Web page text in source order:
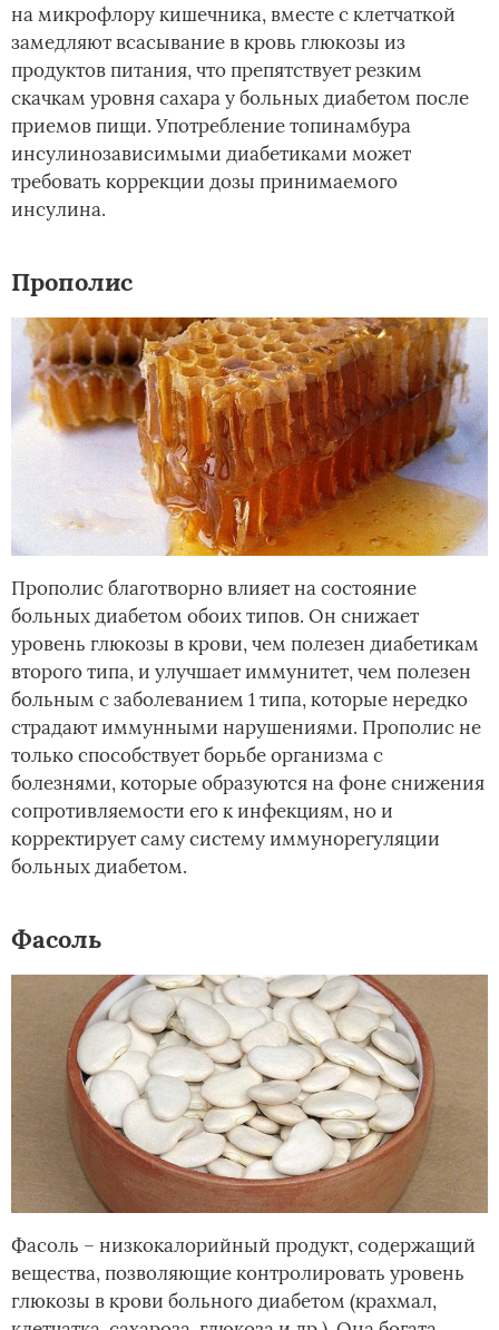
на микрофлору кишечника, вместе с клетчаткой
замедляют всасывание в кровь глюкозы из
продуктов питания, что препятствует резким
скачкам уровня сахара у больных диабетом после
приемов пищи. Употребление топинамбура
инсулинозависимыми диабетиками может
требовать коррекции дозы принимаемого
инсулина.
Прополис
Прополис благотворно влияет на состояние
больных диабетом обоих типов. Он снижает
уровень глюкозы в крови, чем полезен диабетикам
второго типа, и улучшает иммунитет, чем полезен
больным с заболеванием 1 типа, которые нередко
страдают иммунными нарушениями. Прополис не
только способствует борьбе организма с
болезнями, которые образуются на фоне снижения
сопротивляемости его к инфекциям, но и
корректирует саму систему иммунорегуляции
больных диабетом.
Фасоль
Фасоль – низкокалорийный продукт, содержащий
вещества, позволяющие контролировать уровень
глюкозы в крови больного диабетом (крахмал,